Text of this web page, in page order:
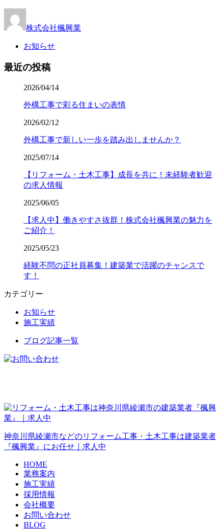
株式会社楓興業
お知らせ
最近の投稿
2026/04/14
外構工事で彩る住まいの表情
2026/02/12
外構工事で新しい一歩を踏み出しませんか？
2025/07/14
【リフォーム・土木工事】成長を共に！未経験者歓迎
の求人情報
2025/06/05
【求人中】働きやすさ抜群！株式会社楓興業の魅力を
ご紹介！
2025/05/23
経験不問の正社員募集！建築業で活躍のチャンスで
す！
カテゴリー
お知らせ
施工実績
ブログ記事一覧
神奈川県綾瀬市などのリフォーム工事・土木工事は建築業者
『楓興業』にお任せ｜求人中
HOME
業務案内
施工実績
採用情報
会社概要
お問い合わせ
BLOG